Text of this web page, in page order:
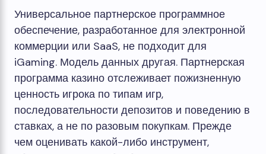
Универсальное партнерское программное
обеспечение, разработанное для электронной
коммерции или SaaS, не подходит для
iGaming. Модель данных другая. Партнерская
программа казино отслеживает пожизненную
ценность игрока по типам игр,
последовательности депозитов и поведению в
ставках, а не по разовым покупкам. Прежде
чем оценивать какой-либо инструмент,